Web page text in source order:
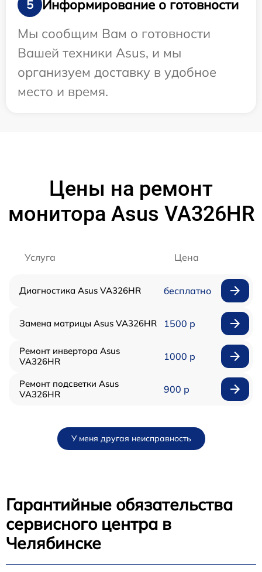
5
Информирование о готовности
Мы сообщим Вам о готовности
Вашей техники Asus, и мы
организуем доставку в удобное
место и время.
Цены на ремонт
монитора Asus VA326HR
Услуга Цена
Диагностика Asus VA326HR бесплатно
Замена матрицы Asus VA326HR 1500 р
Ремонт инвертора Asus
VA326HR
1000 р
Ремонт подсветки Asus
VA326HR
900 р
У меня другая неисправность
Гарантийные обязательства
сервисного центра в
Челябинске